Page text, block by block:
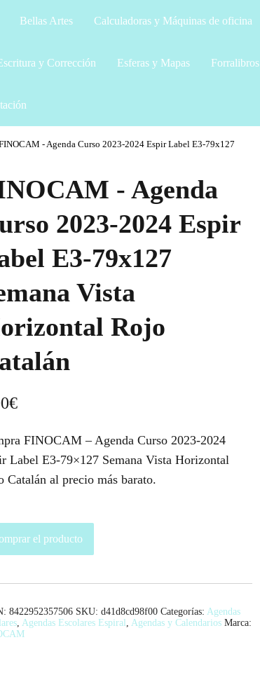
Bellas Artes Calculadoras y Máquinas de oficina
y Corrección Esferas y Mapas Forralibros
- Agenda Curso 2023-2024 Espir Label E3-79x127
- Agenda
2023-2024 Espir
E3-79x127
Vista
Rojo
€
FINOCAM – Agenda Curso 2023-2024
Label E3-79×127 Semana Vista Horizontal
Catalán al precio más barato.
el producto
8422952357506 SKU: d41d8cd98f00 Categorías: Agendas
, Agendas Escolares Espiral , Agendas y Calendarios Marca: